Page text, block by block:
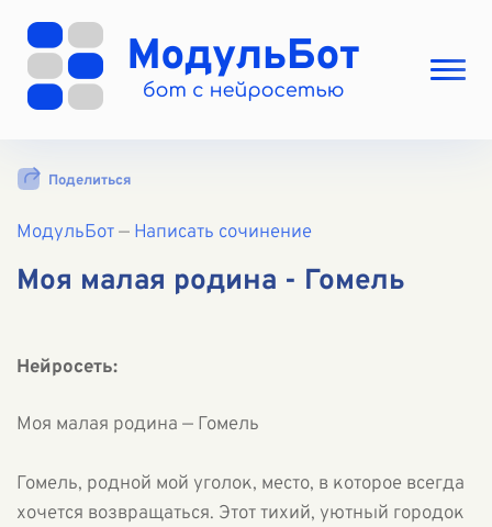
Выбрать режим
Вход
Поделиться
МодульБот— Написать сочинение
Моя малая родина - Гомель
Нейросеть:
Моя малая родина — Гомель
Гомель, родной мой уголок, место, в которое всегда
хочется возвращаться. Этот тихий, уютный городок